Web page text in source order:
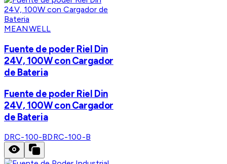
MEANWELL
Fuente de poder Riel Din
24V, 100W con Cargador
de Bateria
Fuente de poder Riel Din
24V, 100W con Cargador
de Bateria
DRC-100-BDRC-100-B